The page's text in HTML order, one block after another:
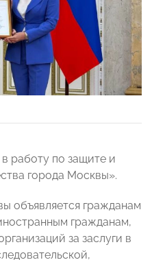
работу по защите и
города Москвы».
объявляется гражданам
гражданам,
за заслуги в